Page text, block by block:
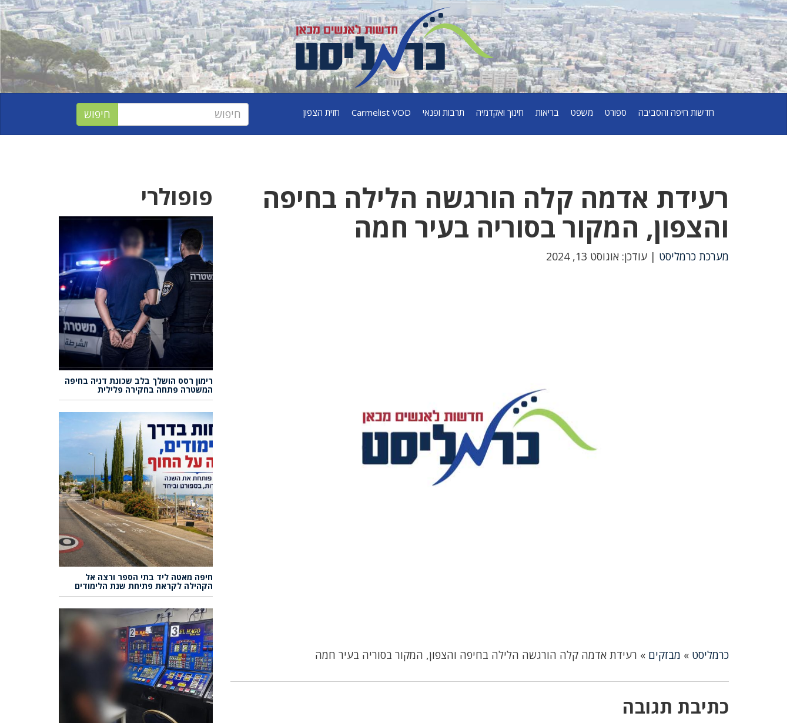
חדשות חיפה והסביבה ספורט משפט בריאות חינוך ואקדמיה תרבות ופנאי Carmelist VOD חזית הצפון
רעידת אדמה קלה הורגשה הלילה בחיפה
והצפון, המקור בסוריה בעיר חמה
מערכת כרמליסט | עודכן: אוגוסט 13, 2024
כרמליסט » מבזקים » רעידת אדמה קלה הורגשה הלילה בחיפה והצפון, המקור בסוריה בעיר חמה
כתיבת תגובה
פופולרי
רימון רסס הושלך בלב שכונת דניה בחיפה
המשטרה פתחה בחקירה פלילית
חיפה מאטה ליד בתי הספר ורצה אל
הקהילה לקראת פתיחת שנת הלימודים